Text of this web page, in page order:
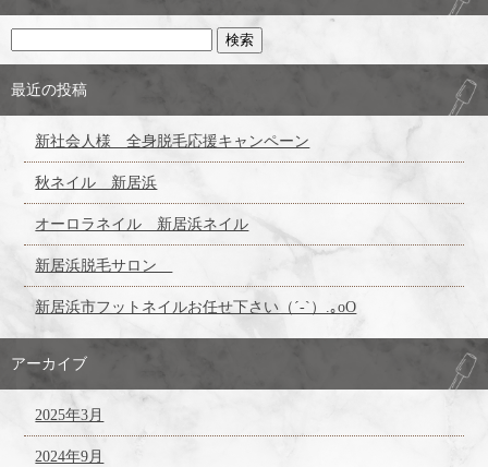
最近の投稿
新社会人様 全身脱毛応援キャンペーン
秋ネイル 新居浜
オーロラネイル 新居浜ネイル
新居浜脱毛サロン
新居浜市フットネイルお任せ下さい（´-`）.｡oO
アーカイブ
2025年3月
2024年9月